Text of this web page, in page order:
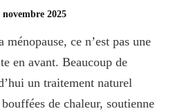
novembre 2025
ce n’est pas une
en avant. Beaucoup de
un traitement naturel
de chaleur, soutienne